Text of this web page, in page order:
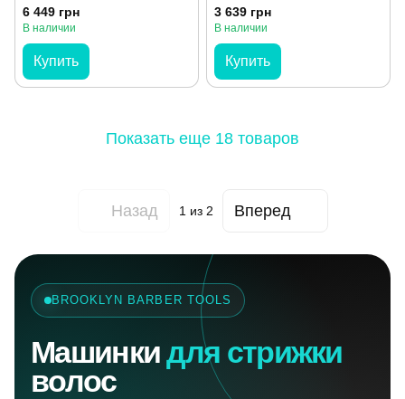
6 449 грн
В наличии
Купить
3 639 грн
В наличии
Купить
Показать еще 18 товаров
Назад 1 из 2 Вперед
BROOKLYN BARBER TOOLS
Машинкидля стрижки
волос